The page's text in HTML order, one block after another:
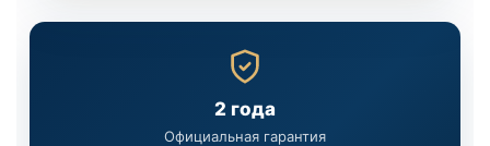
2 года
Официальная гарантия